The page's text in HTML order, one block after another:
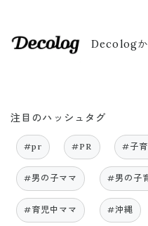
Decologか
注目のハッシュタグ
#pr #PR #子
#男の子ママ #男の子
#育児中ママ #沖縄